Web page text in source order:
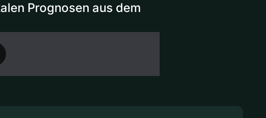
Prognosen aus dem